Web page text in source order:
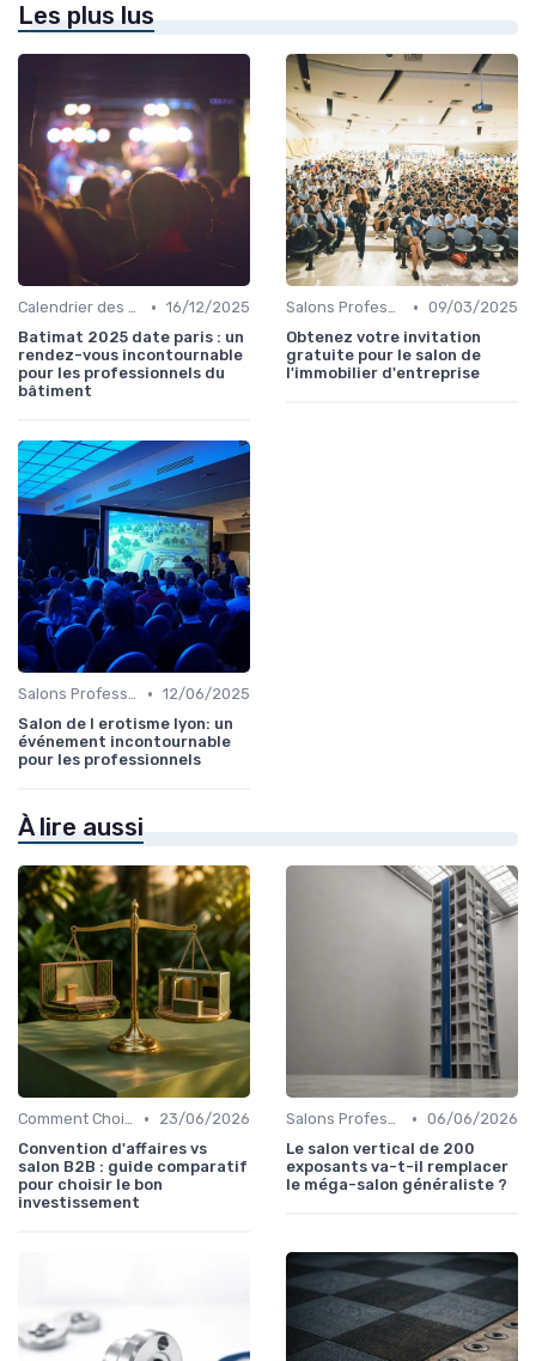
Les plus lus
Calendrier des Événements par Secteur • 16/12/2025
Batimat 2025 date paris : un
rendez-vous incontournable
pour les professionnels du
bâtiment
Salons Professionnels et Expositions • 09/03/2025
Obtenez votre invitation
gratuite pour le salon de
l'immobilier d'entreprise
Salons Professionnels et Expositions • 12/06/2025
Salon de l erotisme lyon: un
événement incontournable
pour les professionnels
À lire aussi
Comment Choisir Votre Événement •
23/06/2026
Convention d'affaires vs
salon B2B : guide comparatif
pour choisir le bon
investissement
Salons Professionnels et Expositions • 06/06/2026
Le salon vertical de 200
exposants va-t-il remplacer
le méga-salon généraliste ?